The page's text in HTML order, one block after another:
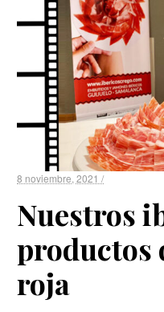
8 noviembre, 2021 /
Nuestros
productos
roja